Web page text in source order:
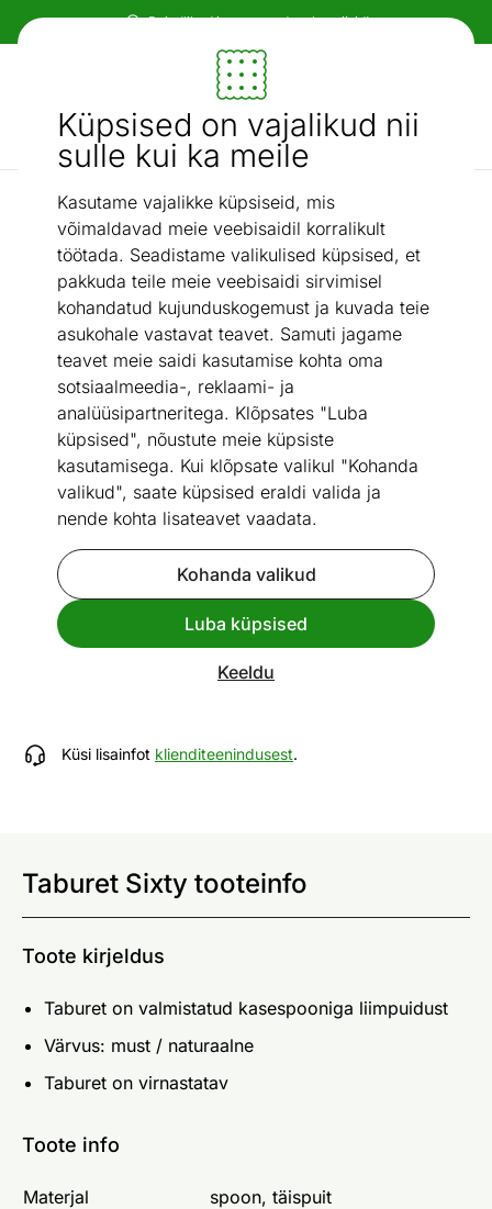
Küpsised on vajalikud nii
sulle kui ka meile
Kasutame vajalikke küpsiseid, mis
võimaldavad meie veebisaidil korralikult
töötada. Seadistame valikulised küpsised, et
pakkuda teile meie veebisaidi sirvimisel
kohandatud kujunduskogemust ja kuvada teie
asukohale vastavat teavet. Samuti jagame
teavet meie saidi kasutamise kohta oma
sotsiaalmeedia-, reklaami- ja
analüüsipartneritega. Klõpsates "Luba
küpsised", nõustute meie küpsiste
kasutamisega. Kui klõpsate valikul "Kohanda
valikud", saate küpsised eraldi valida ja
nende kohta lisateavet vaadata.
Kohanda valikud
Luba küpsised
Keeldu
Paindlikud ja mugavad makseviisid!
Mööbel ja sisustus - ON24
Otsi...
AI otsing
Taburetid / Taburet Sixty
Küsi lisainfot klienditeenindusest.
Taburet Sixty tooteinfo
Toote kirjeldus
Taburet on valmistatud kasespooniga liimpuidust
Värvus: must / naturaalne
Taburet on virnastatav
Toote info
Materjal spoon, täispuit